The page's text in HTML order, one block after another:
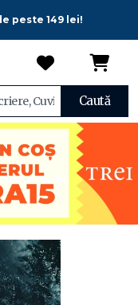
peste 149 lei!
Caută